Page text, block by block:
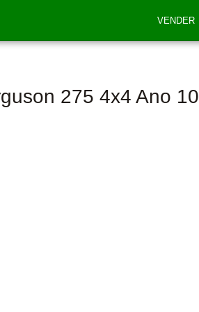
VENDER
275 4x4 Ano 10